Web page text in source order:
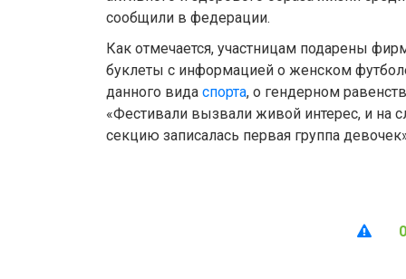
сообщили в федерации.
Как отмечается, участницам подарены
буклеты с информацией о женском
данного вида спорта, о гендерном
«Фестивали вызвали живой интерес, и на
секцию записалась первая группа
0